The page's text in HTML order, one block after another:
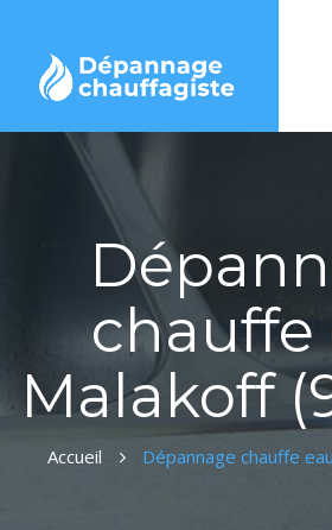
chauffe
Malakoff
Accueil Dépannage chauffe